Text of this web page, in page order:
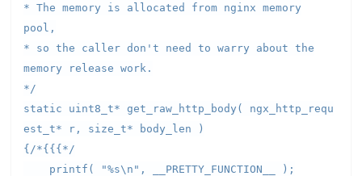
* The memory is allocated from nginx memory
pool,
* so the caller don't need to warry about the
memory release work.
*/
static uint8_t* get_raw_http_body( ngx_http_requ
est_t* r, size_t* body_len )
{/*{{{*/
printf( "%s\n", __PRETTY_FUNCTION__ );